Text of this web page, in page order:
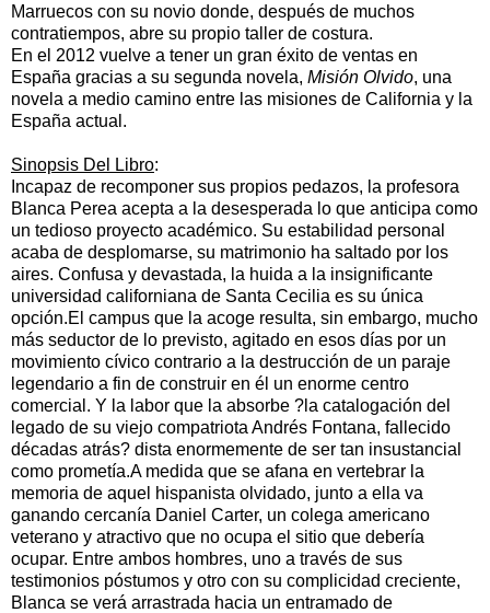
Marruecos con su novio donde, después de muchos
contratiempos, abre su propio taller de costura.
En el 2012 vuelve a tener un gran éxito de ventas en
España gracias a su segunda novela, Misión Olvido, una
novela a medio camino entre las misiones de California y la
España actual.
Sinopsis Del Libro:
Incapaz de recomponer sus propios pedazos, la profesora
Blanca Perea acepta a la desesperada lo que anticipa como
un tedioso proyecto académico. Su estabilidad personal
acaba de desplomarse, su matrimonio ha saltado por los
aires. Confusa y devastada, la huida a la insignificante
universidad californiana de Santa Cecilia es su única
opción.El campus que la acoge resulta, sin embargo, mucho
más seductor de lo previsto, agitado en esos días por un
movimiento cívico contrario a la destrucción de un paraje
legendario a fin de construir en él un enorme centro
comercial. Y la labor que la absorbe ?la catalogación del
legado de su viejo compatriota Andrés Fontana, fallecido
décadas atrás? dista enormemente de ser tan insustancial
como prometía.A medida que se afana en vertebrar la
memoria de aquel hispanista olvidado, junto a ella va
ganando cercanía Daniel Carter, un colega americano
veterano y atractivo que no ocupa el sitio que debería
ocupar. Entre ambos hombres, uno a través de sus
testimonios póstumos y otro con su complicidad creciente,
Blanca se verá arrastrada hacia un entramado de